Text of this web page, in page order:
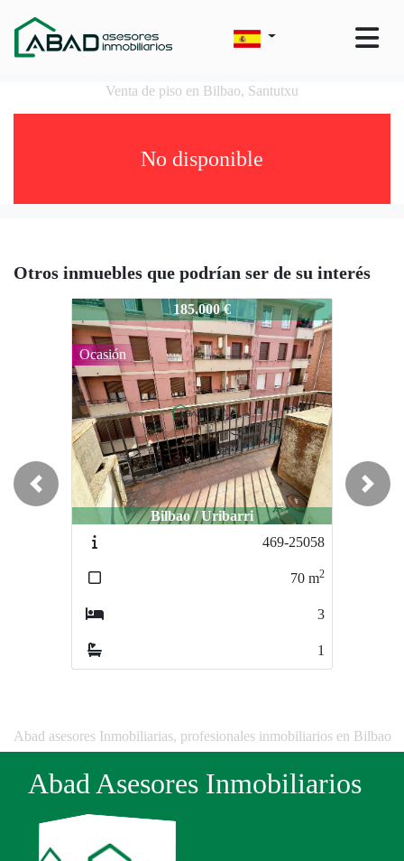
Venta de piso en Bilbao, Santutxu
No disponible
Otros inmuebles que podrían ser de su interés
505-26022
185.000 €
Bilbao / Uribarri
Ocasión
469-25058
70 m2
3
1
Previous Next
Abad asesores Inmobiliarias, profesionales inmobiliarios en Bilbao
Abad Asesores Inmobiliarios